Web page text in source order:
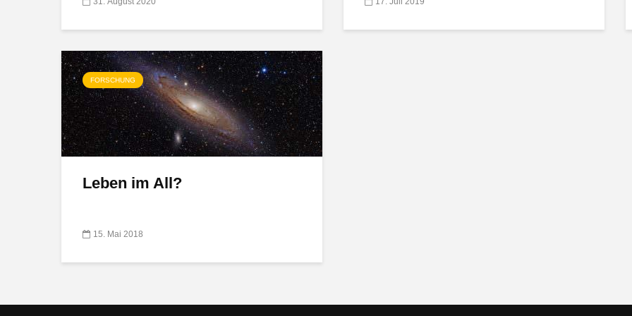
FORSCHUNG
Leben im All?
15. Mai 2018